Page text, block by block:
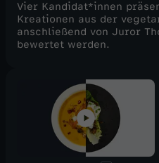
Vier Kandidat*innen
Kreationen aus der
anschließend von Juror
bewertet werden.